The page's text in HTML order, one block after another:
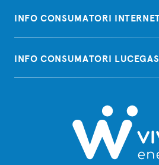
INFO CONSUMATORI
INFO CONSUMATORI LUCEGAS